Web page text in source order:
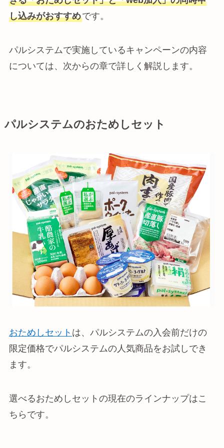
し込みがおすすめです。
パルシステムで実施しているキャンペーンの内容
については、次からの章で詳しく解説します。
パルシステムのおためしセット
おためしセット は、パルシステムの入会前だけの
限定価格でパルシステムの人気商品をお試しでき
ます。
選べるおためしセットの現在のラインナップはこ
ちらです。